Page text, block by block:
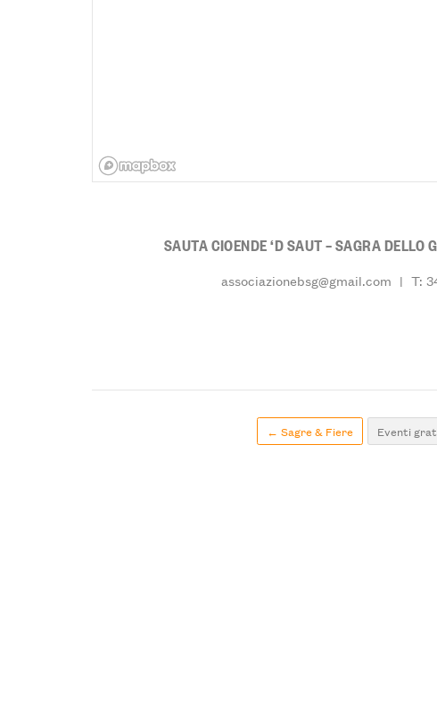
SAUTA CIOENDE ‘D SAUT – SAGRA DELLO
associazionebsg@gmail.com | T:
← Sagre & Fiere Eventi